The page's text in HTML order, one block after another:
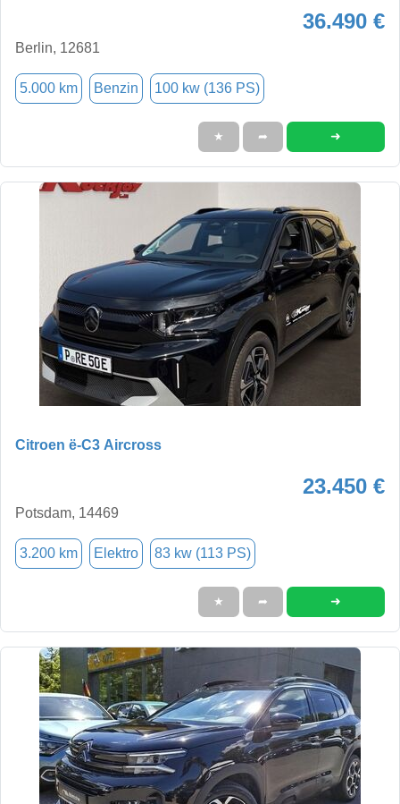
36.490 €
Berlin, 12681
5.000 km Benzin 100 kw (136 PS)
★ ➦ ➜
Citroen ë-C3 Aircross
23.450 €
Potsdam, 14469
3.200 km Elektro 83 kw (113 PS)
★ ➦ ➜